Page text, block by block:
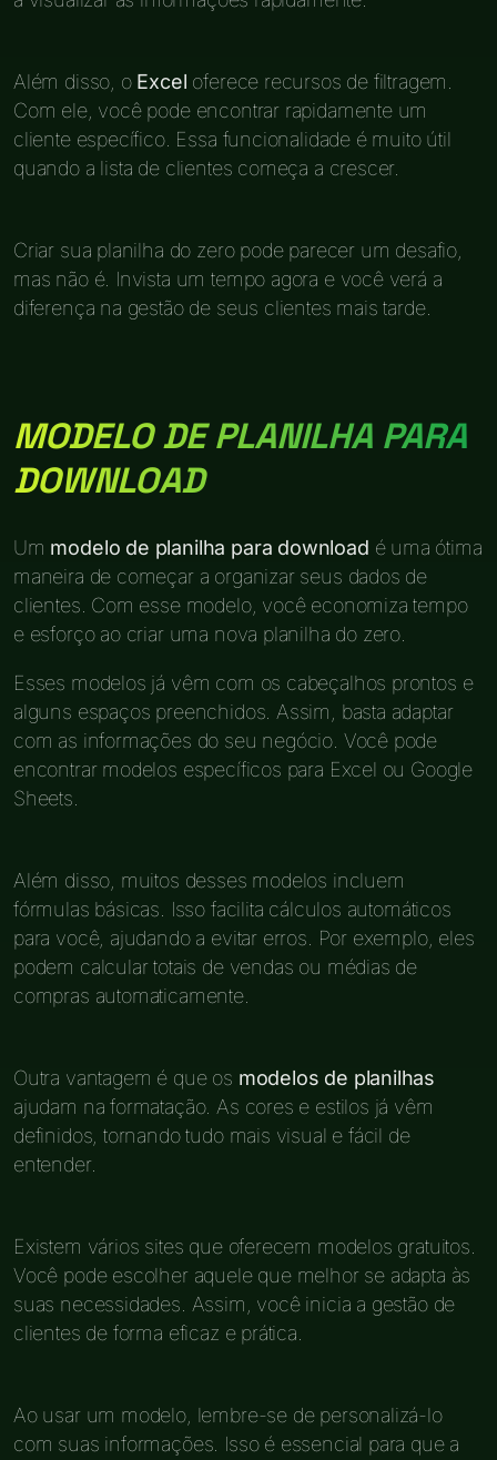
Além disso, o Excel oferece recursos de filtragem.
Com ele, você pode encontrar rapidamente um
cliente específico. Essa funcionalidade é muito útil
quando a lista de clientes começa a crescer.
Criar sua planilha do zero pode parecer um desafio,
mas não é. Invista um tempo agora e você verá a
diferença na gestão de seus clientes mais tarde.
MODELO DE PLANILHA PARA
DOWNLOAD
Um modelo de planilha para download é uma ótima
maneira de começar a organizar seus dados de
clientes. Com esse modelo, você economiza tempo
e esforço ao criar uma nova planilha do zero.
Esses modelos já vêm com os cabeçalhos prontos e
alguns espaços preenchidos. Assim, basta adaptar
com as informações do seu negócio. Você pode
encontrar modelos específicos para Excel ou Google
Sheets.
Além disso, muitos desses modelos incluem
fórmulas básicas. Isso facilita cálculos automáticos
para você, ajudando a evitar erros. Por exemplo, eles
podem calcular totais de vendas ou médias de
compras automaticamente.
Outra vantagem é que os modelos de planilhas
ajudam na formatação. As cores e estilos já vêm
definidos, tornando tudo mais visual e fácil de
entender.
Existem vários sites que oferecem modelos gratuitos.
Você pode escolher aquele que melhor se adapta às
suas necessidades. Assim, você inicia a gestão de
clientes de forma eficaz e prática.
Ao usar um modelo, lembre-se de personalizá-lo
com suas informações. Isso é essencial para que a